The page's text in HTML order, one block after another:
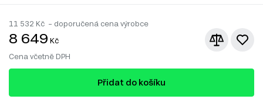
11 532 Kč – doporučená cena výrobce
8 649 Kč
Cena včetně DPH
Přidat do košíku